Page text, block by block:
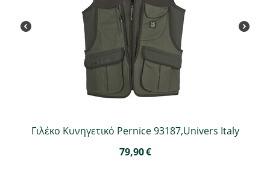
Γιλέκο Κυνηγετικό Pernice 93187,Univers Italy
79,90€